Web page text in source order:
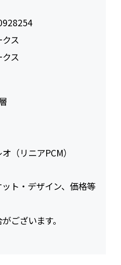
ス
ス
（リニアPCM）
ト・デザイン、価格等
ございます。